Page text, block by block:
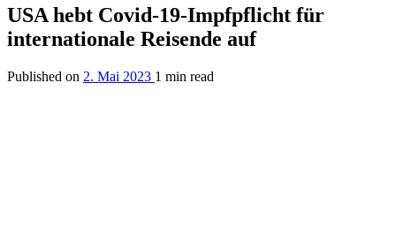
USA hebt Covid-19-Impfpflicht für
internationale Reisende auf
Published on 2. Mai 2023 1 min read